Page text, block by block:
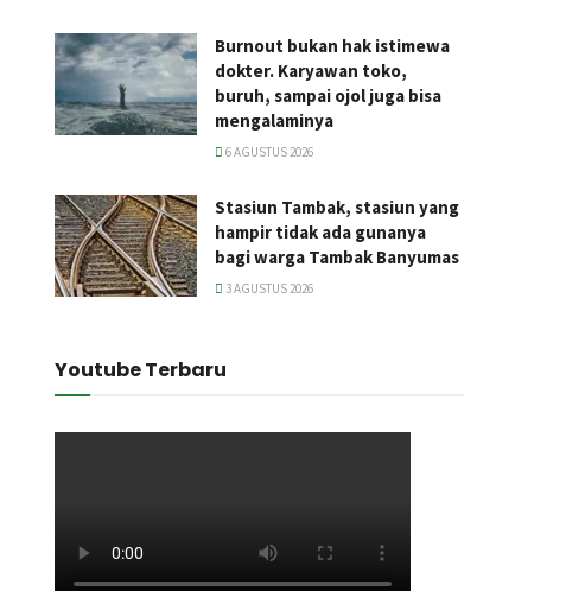
Burnout bukan hak istimewa
dokter. Karyawan toko,
buruh, sampai ojol juga bisa
mengalaminya
6 AGUSTUS 2026
Stasiun Tambak, stasiun yang
hampir tidak ada gunanya
bagi warga Tambak Banyumas
3 AGUSTUS 2026
Youtube Terbaru